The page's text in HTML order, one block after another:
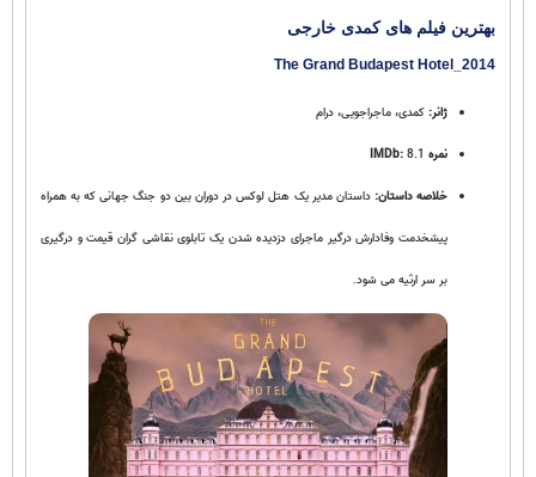
بهترین فیلم های کمدی خارجی
The Grand Budapest Hotel_2014
ژانر:کمدی، ماجراجویی، درام
نمره IMDb: 8.1
خلاصه داستان:داستان مدیر یک هتل لوکس در دوران بین دو جنگ جهانی که به همراه
پیشخدمت وفادارش درگیر ماجرای دزدیده شدن یک تابلوی نقاشی گران‌ قیمت و درگیری
بر سر ارثیه می‌ شود.